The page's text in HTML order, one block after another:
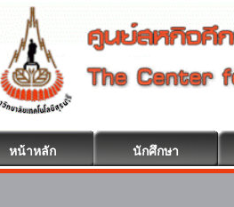
หน้าหลัก นักศึกษา